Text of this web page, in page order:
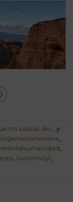
no sabías de... y
ingenieríaromana,
,
, turismocyl ,